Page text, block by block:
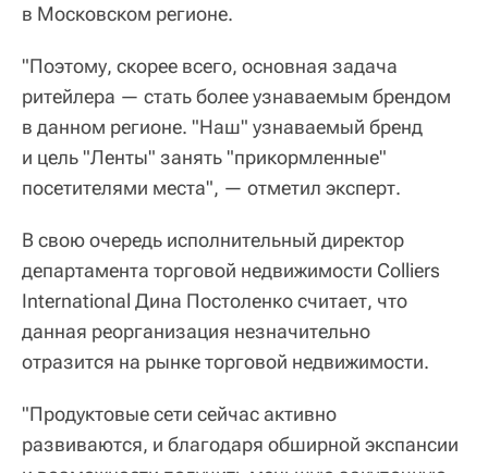
в Московском регионе.
"Поэтому, скорее всего, основная задача
ритейлера — стать более узнаваемым брендом
в данном регионе. "Наш" узнаваемый бренд
и цель "Ленты" занять "прикормленные"
посетителями места", — отметил эксперт.
В свою очередь исполнительный директор
департамента торговой недвижимости Colliers
International Дина Постоленко считает, что
данная реорганизация незначительно
отразится на рынке торговой недвижимости.
"Продуктовые сети сейчас активно
развиваются, и благодаря обширной экспансии